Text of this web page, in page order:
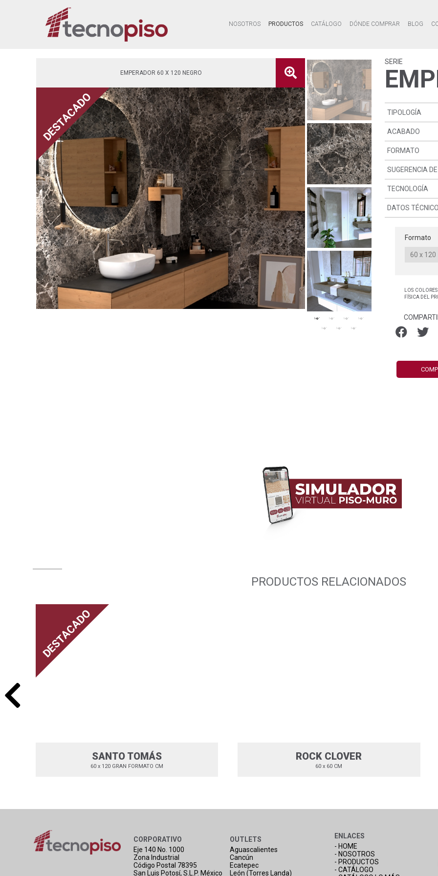
NOSOTROS PRODUCTOS CATÁLOGO DÓNDE COMPRAR BLOG
EMPERADOR 60 X 120 NEGRO
DESTACADO
DESTACADO
DESTACADO
DESTACADO
SERIE
TIPOLOGÍA
ACABADO
FORMATO
SUGERENCIA
TECNOLOGÍA
DATOS
Formato
LOS
FÍSICA DEL
PRODUCTOS RELACIONADOS
DESTACADO
SANTO TOMÁS
60 x 120 GRAN FORMATO CM
ROCK CLOVER
60 x 60 CM
CORPORATIVO
Eje 140 No. 1000
Zona Industrial
Código Postal 78395
San Luis Potosí, S.L.P. México
OUTLETS
Aguascalientes
Cancún
Ecatepec
León (Torres Landa)
ENLACES
- HOME
- NOSOTROS
- PRODUCTOS
- CATÁLOGO